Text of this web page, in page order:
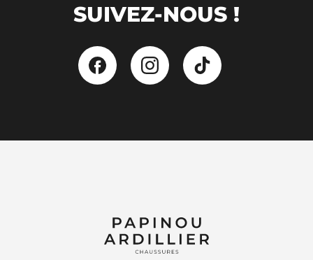
SUIVEZ-NOUS !